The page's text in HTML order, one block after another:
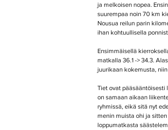
ja melkoisen nopea.
suurempaa noin 70 km
Nousua reilun parin
ihan kohtuullisella
Ensimmäisellä
matkalla 36.1 -> 34.3.
juurikaan kokemusta,
Tiet ovat
on samaan aikaan
ryhmissä, eikä sitä nyt
menin muista ohi ja
loppumatkasta